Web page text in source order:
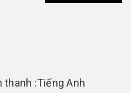
:Tiếng Anh